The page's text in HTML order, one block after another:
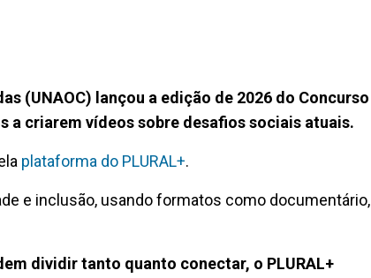
(UNAOC) lançou a edição de 2026 do Concurso
a criarem vídeos sobre desafios sociais atuais.
plataforma do PLURAL+.
e inclusão, usando formatos como documentário,
dividir tanto quanto conectar, o PLURAL+